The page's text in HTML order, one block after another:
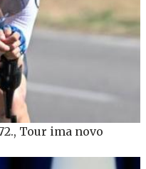
Tour ima novo